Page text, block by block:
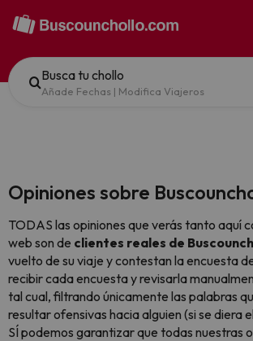
Busca tu chollo
Añade Fechas | Modifica Viajeros
Opiniones sobre
TODAS las opiniones que verás tanto aquí
web son de clientes reales de
vuelto de su viaje y contestan la encuesta
recibir cada encuesta y revisarla
tal cual, filtrando únicamente las palabras
resultar ofensivas hacia alguien (si se diera
SÍ podemos garantizar que todas nuestras